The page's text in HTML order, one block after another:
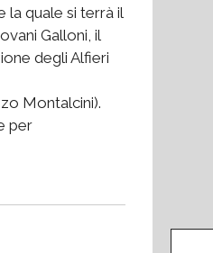
la quale si terrà il
Galloni, il
degli Alfieri
Montalcini).
per